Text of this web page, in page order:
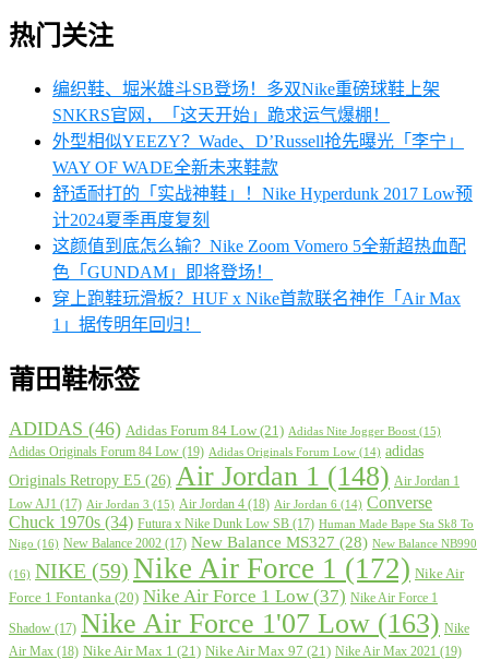
热门关注
编织鞋、堀米雄斗SB登场！多双Nike重磅球鞋上架
SNKRS官网，「这天开始」跪求运气爆棚！
外型相似YEEZY？Wade、D’Russell抢先曝光「李宁」
WAY OF WADE全新未来鞋款
舒适耐打的「实战神鞋」！Nike Hyperdunk 2017 Low预
计2024夏季再度复刻
这颜值到底怎么输？Nike Zoom Vomero 5全新超热血配
色「GUNDAM」即将登场！
穿上跑鞋玩滑板？HUF x Nike首款联名神作「Air Max
1」据传明年回归！
莆田鞋标签
ADIDAS (46) Adidas Forum 84 Low (21) Adidas Nite Jogger Boost (15)
Adidas Originals Forum 84 Low (19) Adidas Originals Forum Low (14) adidas
Originals Retropy E5 (26) Air Jordan 1 (148) Air Jordan 1
Low AJ1 (17) Air Jordan 3 (15) Air Jordan 4 (18) Air Jordan 6 (14) Converse
Chuck 1970s (34) Futura x Nike Dunk Low SB (17) Human Made Bape Sta Sk8 To
Nigo (16) New Balance 2002 (17) New Balance MS327 (28) New Balance NB990
(16) NIKE (59) Nike Air Force 1 (172) Nike Air
Force 1 Fontanka (20) Nike Air Force 1 Low (37) Nike Air Force 1
Shadow (17) Nike Air Force 1'07 Low (163) Nike
Air Max (18) Nike Air Max 1 (21) Nike Air Max 97 (21) Nike Air Max 2021 (19)